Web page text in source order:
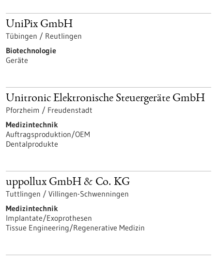
UniPix GmbH
Tübingen / Reutlingen
Biotechnologie
Geräte
Unitronic Elektronische Steuergeräte GmbH
Pforzheim / Freudenstadt
Medizintechnik
Auftragsproduktion/OEM
Dentalprodukte
uppollux GmbH & Co. KG
Tuttlingen / Villingen-Schwenningen
Medizintechnik
Implantate/Exoprothesen
Tissue Engineering/Regenerative Medizin